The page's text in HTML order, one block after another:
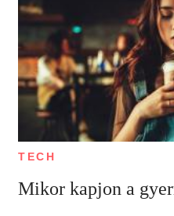
TECH
Mikor kapjon a